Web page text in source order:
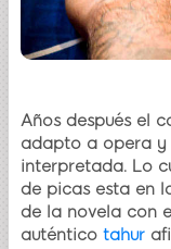
Años después el
adapto a opera y
interpretada. Lo
de picas esta en
de la novela con
auténtico tahur